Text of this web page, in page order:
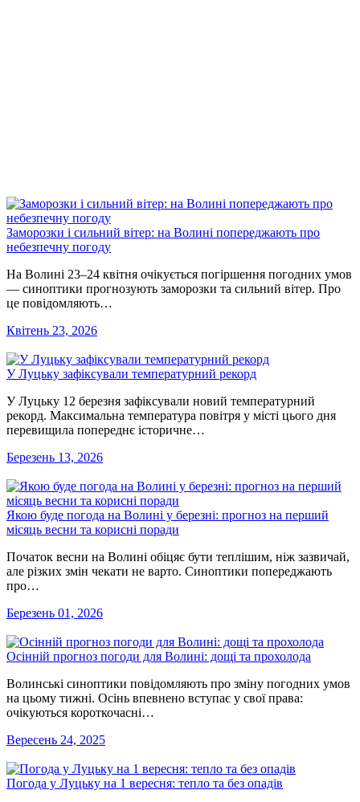
Заморозки і сильний вітер: на Волині попереджають про
небезпечну погоду
На Волині 23–24 квітня очікується погіршення погодних умов
— синоптики прогнозують заморозки та сильний вітер. Про
це повідомляють…
Квітень 23, 2026
У Луцьку зафіксували температурний рекорд
У Луцьку 12 березня зафіксували новий температурний
рекорд. Максимальна температура повітря у місті цього дня
перевищила попереднє історичне…
Березень 13, 2026
Якою буде погода на Волині у березні: прогноз на перший
місяць весни та корисні поради
Початок весни на Волині обіцяє бути теплішим, ніж зазвичай,
але різких змін чекати не варто. Синоптики попереджають
про…
Березень 01, 2026
Осінній прогноз погоди для Волині: дощі та прохолода
Волинські синоптики повідомляють про зміну погодних умов
на цьому тижні. Осінь впевнено вступає у свої права:
очікуються короткочасні…
Вересень 24, 2025
Погода у Луцьку на 1 вересня: тепло та без опадів